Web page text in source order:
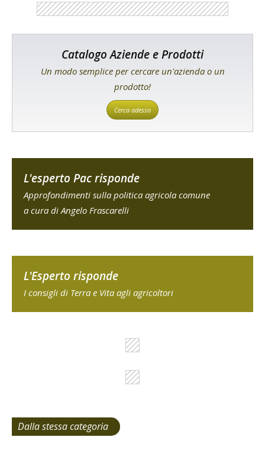
Catalogo Aziende e Prodotti
Un modo semplice per cercare un'azienda o un
prodotto!
Cerca adesso
L'esperto Pac risponde
Approfondimenti sulla politica agricola comune
a cura di Angelo Frascarelli
L'Esperto risponde
I consigli di Terra e Vita agli agricoltori
Dalla stessa categoria